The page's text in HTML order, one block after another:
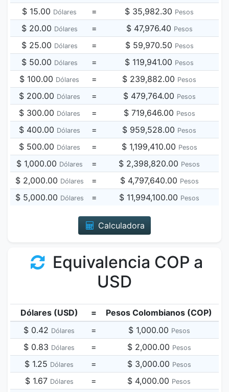
$ 15.00 Dólares = $ 35,982.30 Pesos
$ 20.00 Dólares = $ 47,976.40 Pesos
$ 25.00 Dólares = $ 59,970.50 Pesos
$ 50.00 Dólares = $ 119,941.00 Pesos
$ 100.00 Dólares = $ 239,882.00 Pesos
$ 200.00 Dólares = $ 479,764.00 Pesos
$ 300.00 Dólares = $ 719,646.00 Pesos
$ 400.00 Dólares = $ 959,528.00 Pesos
$ 500.00 Dólares = $ 1,199,410.00 Pesos
$ 1,000.00 Dólares = $ 2,398,820.00 Pesos
$ 2,000.00 Dólares = $ 4,797,640.00 Pesos
$ 5,000.00 Dólares = $ 11,994,100.00 Pesos
Calculadora
Equivalencia COP a
USD
Dólares (USD) =
Pesos Colombianos (COP)
$ 0.42 Dólares = $ 1,000.00 Pesos
$ 0.83 Dólares = $ 2,000.00 Pesos
$ 1.25 Dólares = $ 3,000.00 Pesos
$ 1.67 Dólares = $ 4,000.00 Pesos